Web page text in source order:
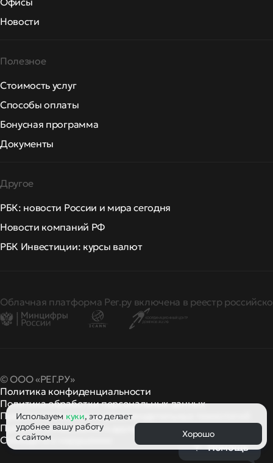
Новости
Полезное
Стоимость услуг
Способы оплаты
Бонусная программа
Документы
Другое
РБК: новости России и мира сегодня
Новости компаний РФ
РБК Инвестиции: курсы валют
Облачная платформа Рег.ру включена в реестр
© ООО «РЕГ.РУ»
Политика конфиденциальности
Политика обработки персональных данных
Правила применения рекомендательных технологий
Правила пользованияи другие
правила и политики
Сообщить о нарушении
Используем куки, это делает
удобнее вашу работу
с сайтом
Хорошо
Помощь